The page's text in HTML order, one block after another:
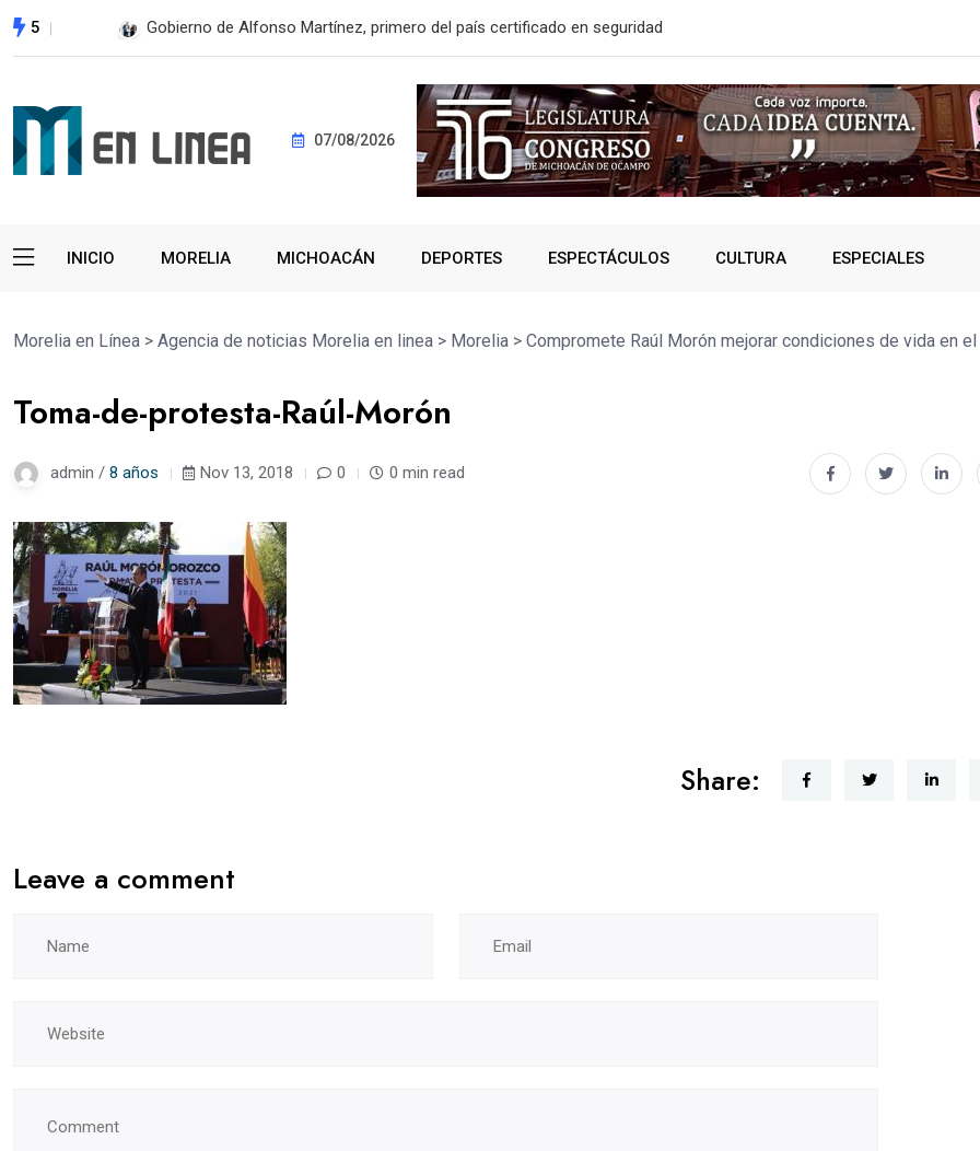
5 En 2do Año de Gobierno, Alfonso Martínez consolidó acceso a
07/08/2026
INICIO MORELIA MICHOACÁN DEPORTES ESPECTÁCULOS CULTURA ESPECIALES
Morelia en Línea > Agencia de noticias Morelia en linea > Morelia > Compromete Raúl Morón mejorar condiciones de vida en el
Toma-de-protesta-Raúl-Morón
admin / 8 años Nov 13, 2018 0 0 min read
Share:
Leave a comment